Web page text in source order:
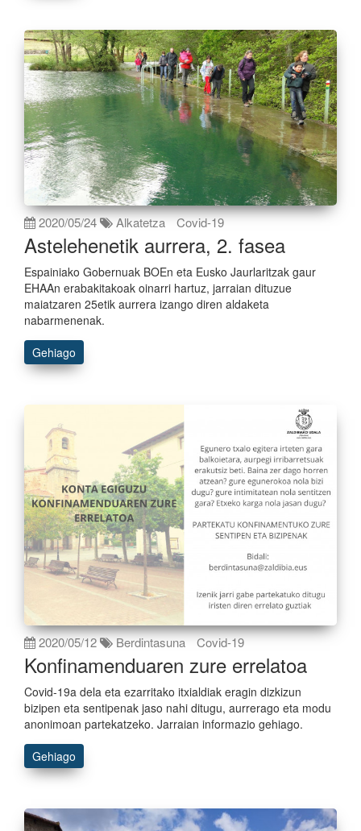
2020/05/24 Alkatetza Covid-19
Astelehenetik aurrera, 2. fasea
Espainiako Gobernuak BOEn eta Eusko Jaurlaritzak gaur
EHAAn erabakitakoak oinarri hartuz, jarraian dituzue
maiatzaren 25etik aurrera izango diren aldaketa
nabarmenenak.
Gehiago
2020/05/12 Berdintasuna Covid-19
Konfinamenduaren zure errelatoa
Covid-19a dela eta ezarritako itxialdiak eragin dizkizun
bizipen eta sentipenak jaso nahi ditugu, aurrerago eta modu
anonimoan partekatzeko. Jarraian informazio gehiago.
Gehiago